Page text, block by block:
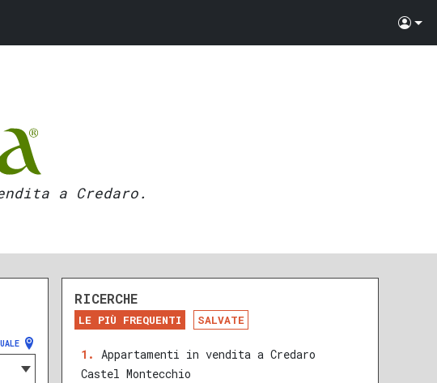
a Credaro.
RICERCHE
LE PIÙ FREQUENTI SALVATE
Appartamenti in vendita a Credaro
Castel Montecchio